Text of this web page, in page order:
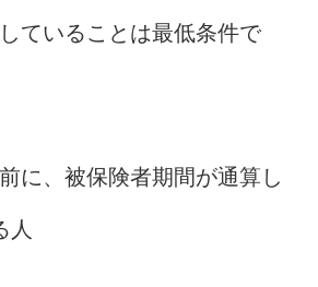
ていることは最低条件で
に、被保険者期間が通算し
人